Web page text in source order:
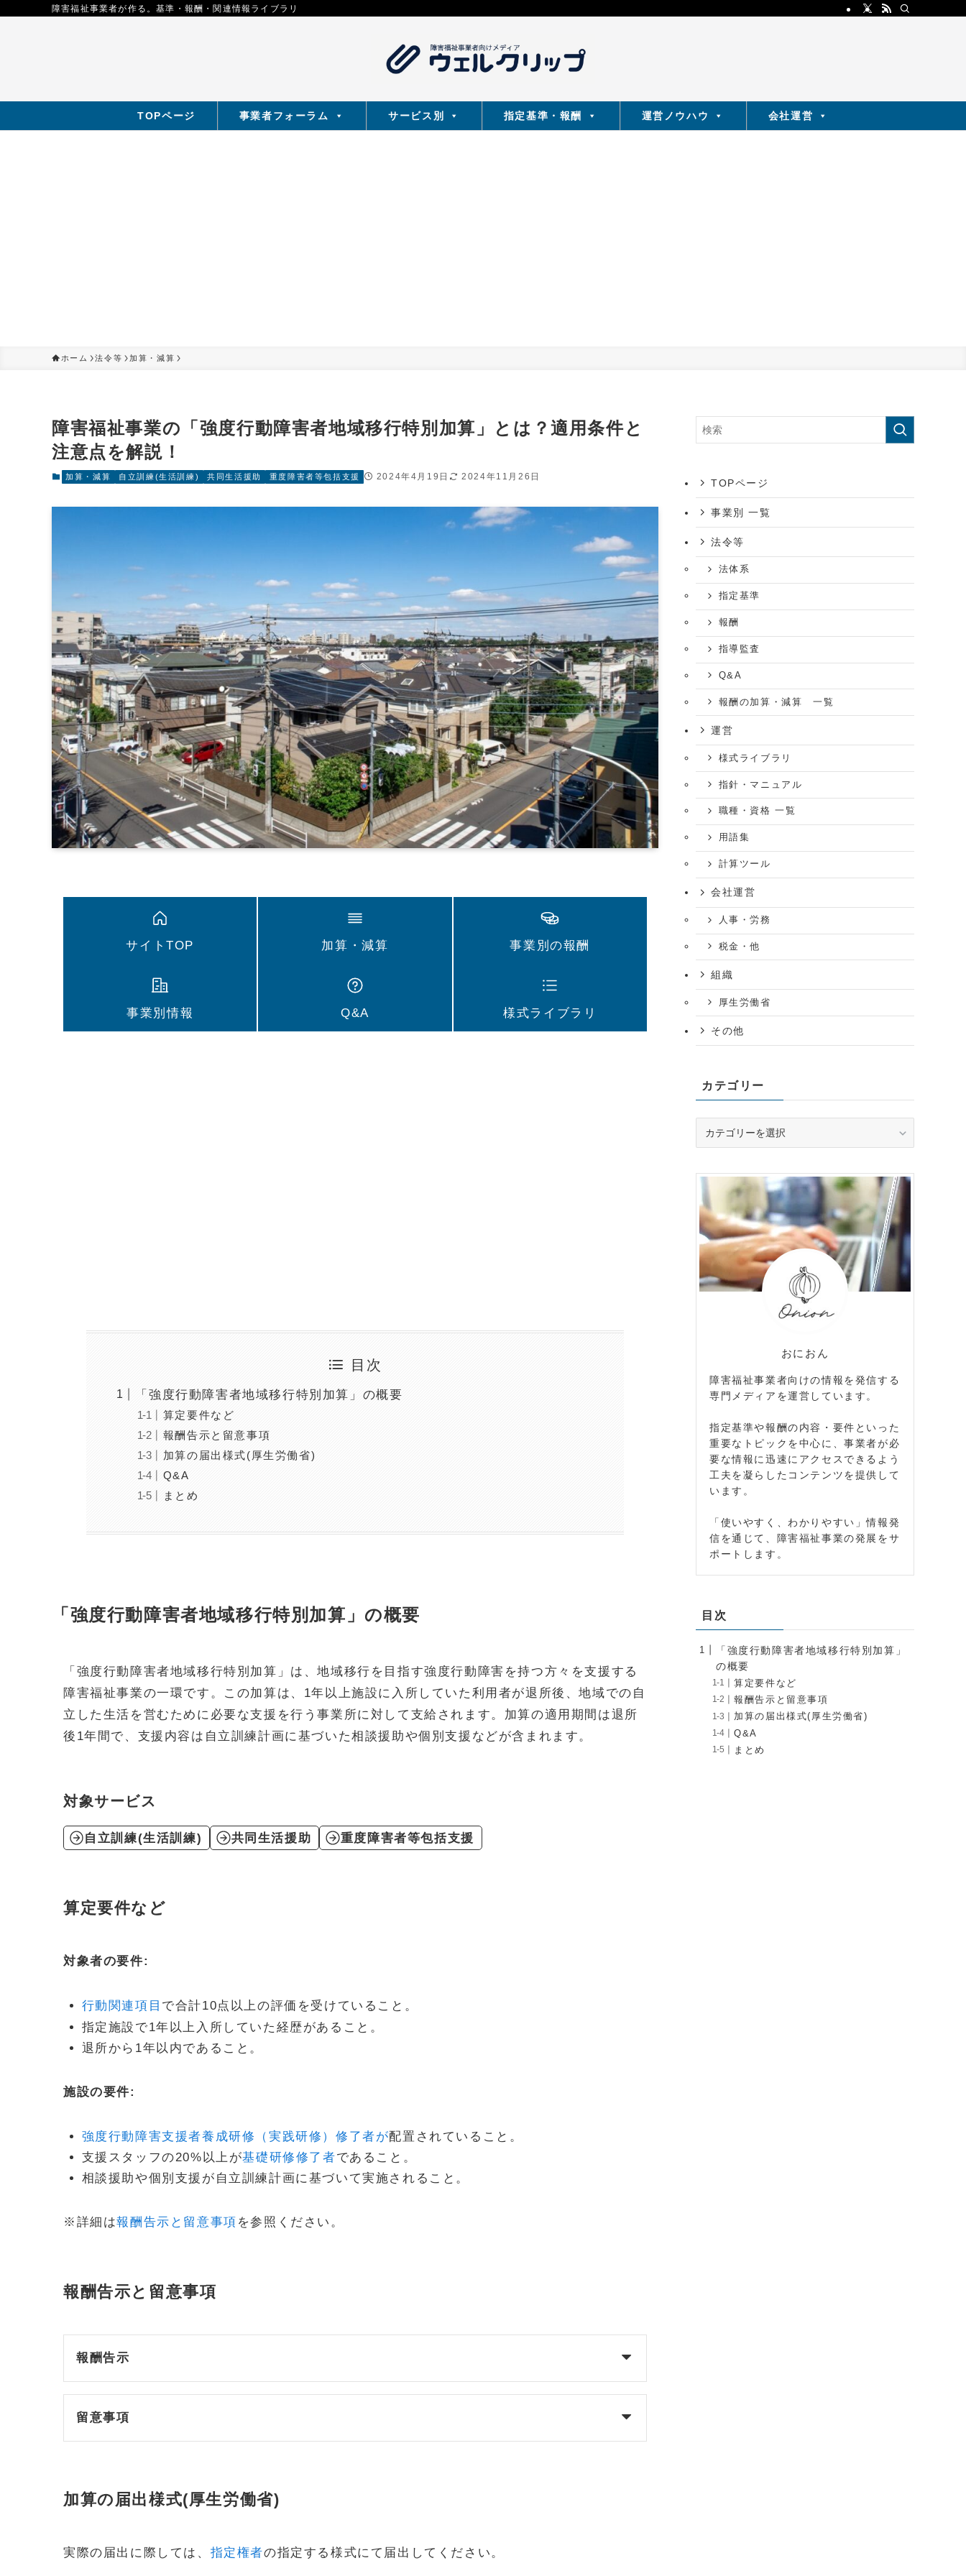
障害福祉事業者が作る。基準・報酬・関連情報ライブラリ
TOPページ 事業者フォーラム サービス別 指定基準・報酬 運営ノウハウ 会社運営
ホーム 法令等 加算・減算
障害福祉事業の「強度行動障害者地域移行特別加算」とは？適用条件と
注意点を解説！
加算・減算 自立訓練(生活訓練) 共同生活援助 重度障害者等包括支援 2024年4月19日 2024年11月26日
サイトTOP 加算・減算 事業別の報酬
事業別情報 Q&A 様式ライブラリ
目次
「強度行動障害者地域移行特別加算」の概要
算定要件など
報酬告示と留意事項
加算の届出様式(厚生労働省)
Q&A
まとめ
「強度行動障害者地域移行特別加算」の概要
「強度行動障害者地域移行特別加算」は、地域移行を目指す強度行動障害を持つ方々を支援する
障害福祉事業の一環です。この加算は、1年以上施設に入所していた利用者が退所後、地域での自
立した生活を営むために必要な支援を行う事業所に対して支給されます。加算の適用期間は退所
後1年間で、支援内容は自立訓練計画に基づいた相談援助や個別支援などが含まれます。
対象サービス
自立訓練(生活訓練) 共同生活援助 重度障害者等包括支援
算定要件など
対象者の要件:
行動関連項目 で合計10点以上の評価を受けていること。
指定施設で1年以上入所していた経歴があること。
退所から1年以内であること。
施設の要件:
強度行動障害支援者養成研修（実践研修）修了者が配置されていること。
支援スタッフの20%以上が基礎研修修了者であること。
相談援助や個別支援が自立訓練計画に基づいて実施されること。
※詳細は報酬告示と留意事項 を参照ください。
報酬告示と留意事項
報酬告示
留意事項
加算の届出様式(厚生労働省)
実際の届出に際しては、 指定権者の指定する様式にて届出してください。
TOPページ
事業別 一覧
法令等
法体系
指定基準
報酬
指導監査
Q&A
報酬の加算・減算 一覧
運営
様式ライブラリ
指針・マニュアル
職種・資格 一覧
用語集
計算ツール
会社運営
人事・労務
税金・他
組織
厚生労働省
その他
カテゴリー
テ
リ
おにおん
障害福祉事業者向けの情報を発信する
専門メディアを運営しています。
指定基準や報酬の内容・要件といった
重要なトピックを中心に、事業者が必
要な情報に迅速にアクセスできるよう
工夫を凝らしたコンテンツを提供して
います。
「使いやすく、わかりやすい」情報発
信を通じて、障害福祉事業の発展をサ
ポートします。
目次
「強度行動障害者地域移行特別加算」
の概要
算定要件など
報酬告示と留意事項
加算の届出様式(厚生労働省)
Q&A
まとめ